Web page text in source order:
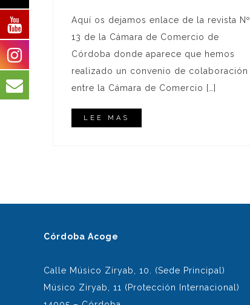
Aquí os dejamos enlace de la revista Nº
13 de la Cámara de Comercio de
Córdoba donde aparece que hemos
realizado un convenio de colaboración
entre la Cámara de Comercio […]
LEE MAS
Córdoba Acoge
Calle Músico Ziryab, 10. (Sede Principal)
Músico Ziryab, 11 (Protección Internacional)